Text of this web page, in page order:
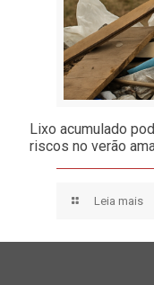
Lixo acumulado
riscos no verão
Leia mais